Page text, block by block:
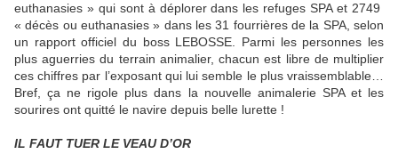
euthanasies » qui sont à déplorer dans les refuges SPA et 2749
« décès ou euthanasies » dans les 31 fourrières de la SPA, selon
un rapport officiel du boss LEBOSSE. Parmi les personnes les
plus aguerries du terrain animalier, chacun est libre de multiplier
ces chiffres par l’exposant qui lui semble le plus vraissemblable…
Bref, ça ne rigole plus dans la nouvelle animalerie SPA et les
sourires ont quitté le navire depuis belle lurette !
IL FAUT TUER LE VEAU D’OR